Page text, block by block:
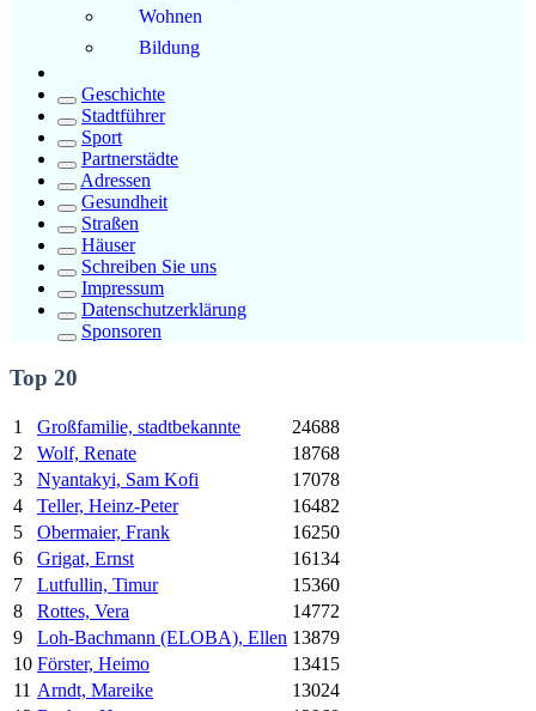
Wohnen
Bildung
Geschichte
Stadtführer
Sport
Partnerstädte
Adressen
Gesundheit
Straßen
Häuser
Schreiben Sie uns
Impressum
Datenschutzerklärung
Sponsoren
Top 20
1 Großfamilie, stadtbekannte
24688
2
Wolf, Renate
18768
3
Nyantakyi, Sam Kofi
17078
4
Teller, Heinz-Peter
16482
5
Obermaier, Frank
16250
6
Grigat, Ernst
16134
7
Lutfullin, Timur
15360
8
Rottes, Vera
14772
9
Loh-Bachmann (ELOBA), Ellen 13879
10 Förster, Heimo
13415
11 Arndt, Mareike
13024